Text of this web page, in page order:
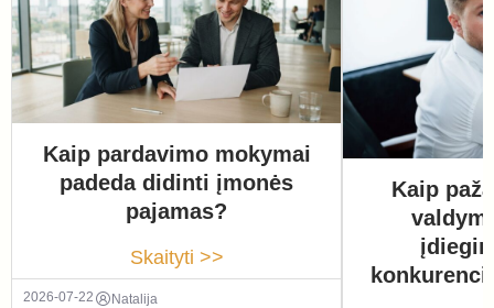
Kaip pardavimo mokymai
padeda didinti įmonės
pajamas?
Skaityti >>
2026-07-22 Natalija
Kaip